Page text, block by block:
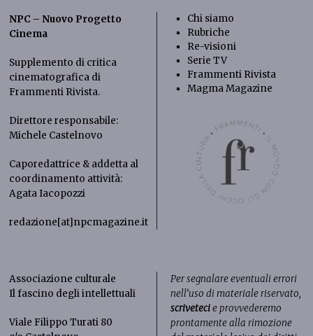
NPC – Nuovo Progetto
Cinema
Supplemento di critica
cinematografica di
Frammenti Rivista.
Direttore responsabile:
Michele Castelnovo
Caporedattrice & addetta al
coordinamento attività:
Agata Iacopozzi
redazione[at]npcmagazine.it
Chi siamo
Rubriche
Re-visioni
Serie TV
Frammenti Rivista
Magma Magazine
Associazione culturale
Il fascino degli intellettuali
Viale Filippo Turati 80
Per segnalare eventuali errori
nell’uso di materiale riservato,
scrivetecie provvederemo
prontamente alla rimozione